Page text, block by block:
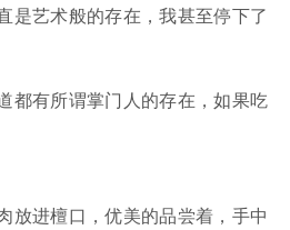
是艺术般的存在，我甚至停下了
有所谓掌门人的存在，如果吃
进檀口，优美的品尝着，手中